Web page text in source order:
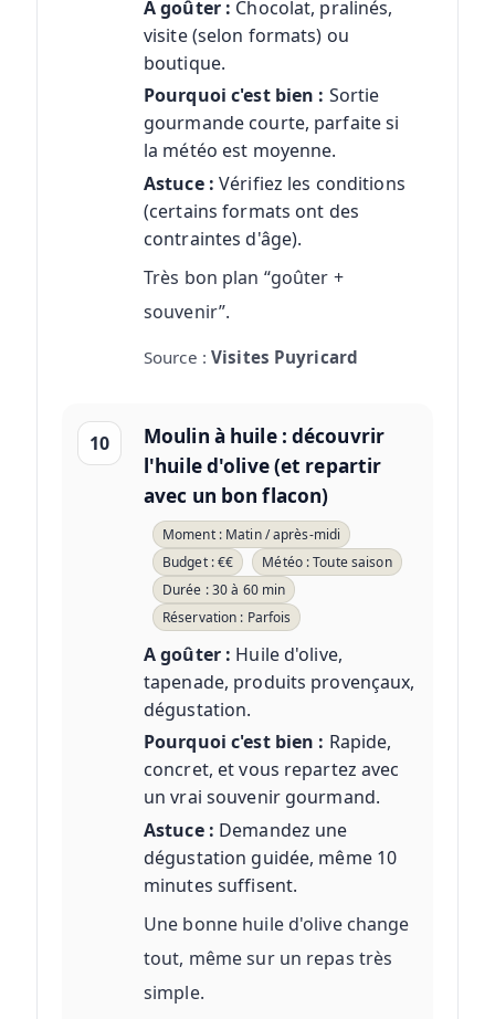
A goûter : Chocolat, pralinés,
visite (selon formats) ou
boutique.
Pourquoi c'est bien : Sortie
gourmande courte, parfaite si
la météo est moyenne.
Astuce : Vérifiez les conditions
(certains formats ont des
contraintes d'âge).
Très bon plan “goûter +
souvenir”.
Source :Visites Puyricard
10
Moulin à huile : découvrir
l'huile d'olive (et repartir
avec un bon flacon)
Moment : Matin / après-midi
Budget : €€
Météo : Toute saison
Durée : 30 à 60 min
Réservation : Parfois
A goûter : Huile d'olive,
tapenade, produits provençaux,
dégustation.
Pourquoi c'est bien : Rapide,
concret, et vous repartez avec
un vrai souvenir gourmand.
Astuce : Demandez une
dégustation guidée, même 10
minutes suffisent.
Une bonne huile d'olive change
tout, même sur un repas très
simple.